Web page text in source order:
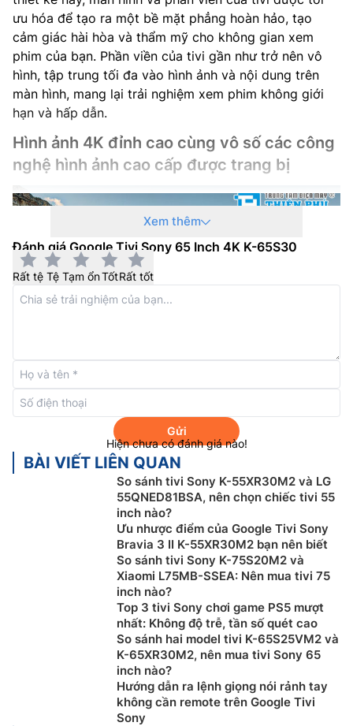
Audio), 1 cổng eARC
Cổng USB: 2 (Bên cạnh)
Chia sẻ thông minh: Chromecast
Kích thước có chân đế: 1452 x 909 x 334 mm
Kích thước không chân đế: 1452 x 836 x 72 mm
Khối lượng không chân đế: 20.7 kg
ưu hóa để tạo ra một bề mặt phẳng hoàn hảo, tạo
cảm giác hài hòa và thẩm mỹ cho không gian xem
phim của bạn. Phần viền của tivi gần như trở nên vô
hình, tập trung tối đa vào hình ảnh và nội dung trên
màn hình, mang lại trải nghiệm xem phim không giới
hạn và hấp dẫn.
Hình ảnh 4K đỉnh cao cùng vô số các công
nghệ hình ảnh cao cấp được trang bị
Google tivi Sony
chiếc tivi thông thường, mà còn là một tác phẩm nghệ
thuật kỹ thuật số với sự kết hợp của hình ảnh 4K đỉnh
cao và vô số các công nghệ hình ảnh cao cấp. Điểm
mạnh của chiếc tivi này nằm ở khả năng tái tạo hình
ảnh với độ chi tiết và sống động nhất, mang lại trải
nghiệm xem phim đỉnh cao cho người dùng.
Bộ xử lý 4K HDR Processor X1 là “bộ não” của chiếc
tivi này, đảm bảo rằng mỗi hình ảnh được xem trên
màn hình đều được tối ưu hóa với độ chi tiết và màu
sắc chân thực nhất. Tính năng HDR (High Dynamic
Range) cùng với công nghệ xử lý hình ảnh tiên tiến
giúp tái tạo màu sắc, độ tương phản và chi tiết đỉnh
cao, mang lại trải nghiệm xem phim sống động và thú
google tivi Sony4K K-65S30 còn sở hữu
công nghệ 4K X-Reality PRO là một bước tiến mới
Xem thêm
Đánh giá Google Tivi Sony 65 Inch 4K K-65S30
Rất tệ Tệ Tạm ổnTốtRất tốt
Gửi
Hiện chưa có đánh giá nào!
BÀI VIẾT LIÊN QUAN
So sánh tivi Sony K-55XR30M2 và LG
55QNED81BSA, nên chọn chiếc tivi 55
inch nào?
Ưu nhược điểm của Google Tivi Sony
Bravia 3 II K-55XR30M2 bạn nên biết
So sánh tivi Sony K-75S20M2 và
Xiaomi L75MB-SSEA: Nên mua tivi 75
inch nào?
Top 3 tivi Sony chơi game PS5 mượt
nhất: Không độ trễ, tần số quét cao
So sánh hai model tivi K-65S25VM2 và
K-65XR30M2, nên mua tivi Sony 65
inch nào?
Hướng dẫn ra lệnh giọng nói rảnh tay
không cần remote trên Google Tivi
Sony